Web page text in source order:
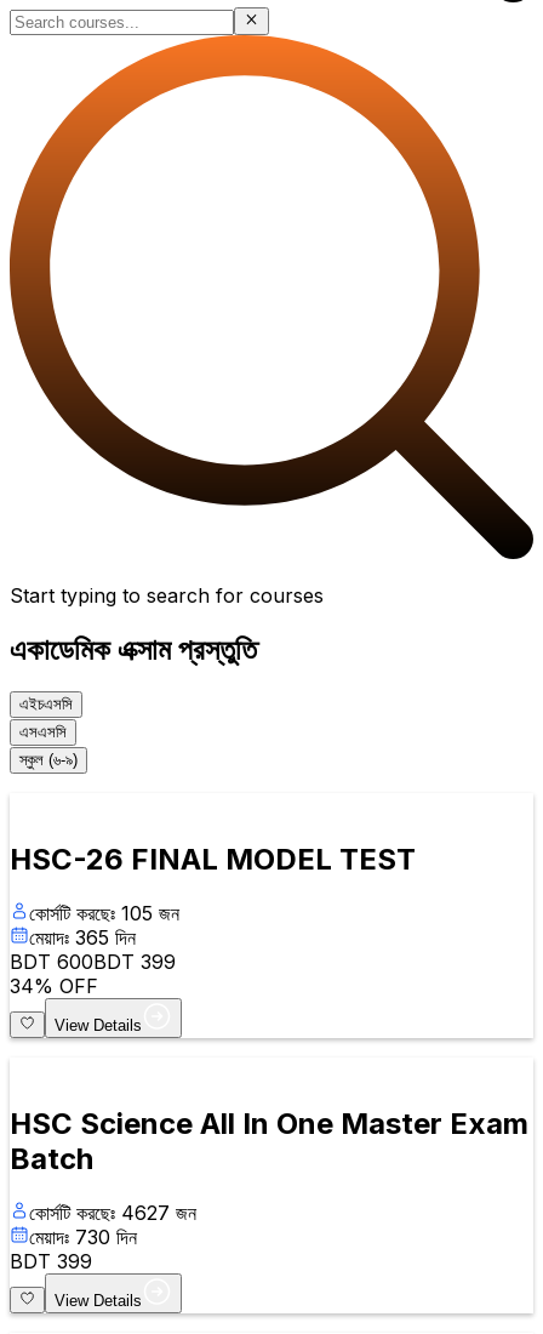
Start typing to search for courses
একাডেমিক এক্সাম প্রস্তুতি
এইচএসসি
এসএসসি
স্কুল (৬-৯)
HSC-26 FINAL MODEL TEST
কোর্সটি করছেঃ 105 জন
মেয়াদঃ 365 দিন
BDT 600BDT 399
34% OFF
View Details
HSC Science All In One Master Exam
Batch
কোর্সটি করছেঃ 4627 জন
মেয়াদঃ 730 দিন
BDT 399
View Details